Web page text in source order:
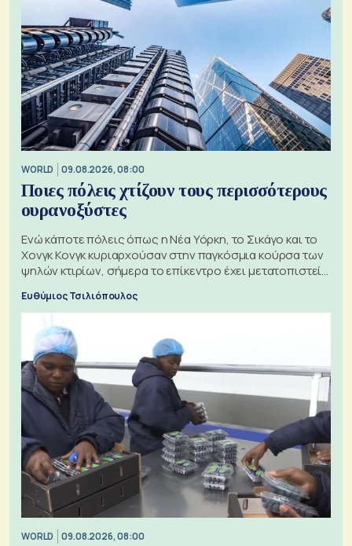
WORLD 09.08.2026, 08:00
Ποιες πόλεις χτίζουν τους περισσότερους
ουρανοξύστες
Ενώ κάποτε πόλεις όπως η Νέα Υόρκη, το Σικάγο και το
Χονγκ Κονγκ κυριαρχούσαν στην παγκόσμια κούρσα των
ψηλών κτιρίων, σήμερα το επίκεντρο έχει μετατοπιστεί
Ευθύμιος Τσιλιόπουλος
WORLD 09.08.2026, 08:00